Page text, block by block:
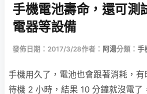
手機電池壽命，還可測
電器等設備
發佈日期：2017/3/28作者： 阿湯分類： 手
手機用久了，電池也會跟著消耗，
待機 2 小時，結果 10 分鐘就沒電了